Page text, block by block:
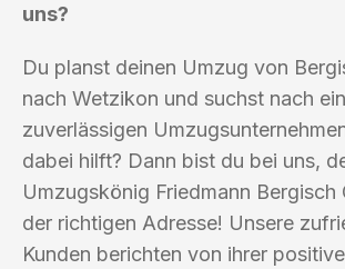
uns?
Du planst deinen Umzug von
nach Wetzikon und suchst nach
zuverlässigen
dabei hilft? Dann bist du bei uns,
Umzugskönig Friedmann Bergisch
der richtigen Adresse! Unsere
Kunden berichten von ihrer